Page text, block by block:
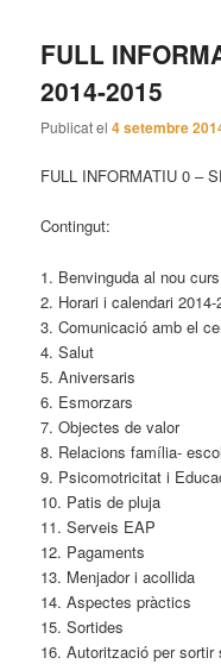
FULL
2014-2015
Publicat el4 setembre
FULL INFORMATIU 0 –
Contingut:
1. Benvinguda al nou
2. Horari i calendari 2014-
3. Comunicació amb el
4. Salut
5. Aniversaris
6. Esmorzars
7. Objectes de valor
8. Relacions família-
9. Psicomotricitat i
10. Patis de pluja
11. Serveis EAP
12. Pagaments
13. Menjador i acollida
14. Aspectes pràctics
15. Sortides
16. Autorització per sortir